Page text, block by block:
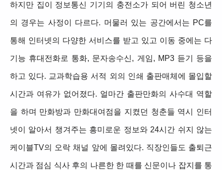
하지만 집이 정보통신 기기의 충전소가 되어 버린 청소년
의 경우는 사정이 다르다. 머물러 있는 공간에서는 PC를
통해 인터넷의 다양한 서비스를 받고 있고 이동 중에는 다
기능 휴대전화로 통화, 문자송수신, 게임, MP3 듣기 등을
하고 있다. 교과학습용 서적 외의 인쇄 출판매체에 몰입할
시간과 여유가 없어졌다. 얼마간 출판만화의 사수대 역할
을 하며 만화방과 만화대여점을 지켰던 청춘들 역시 인터
넷이 알아서 챙겨주는 흥미로운 정보와 24시간 쉬지 않는
케이블TV의 오락 채널 앞에 몰려있다. 직장인들도 출퇴근
시간과 점심 식사 후의 나른한 한 때를 신문이나 잡지를 통